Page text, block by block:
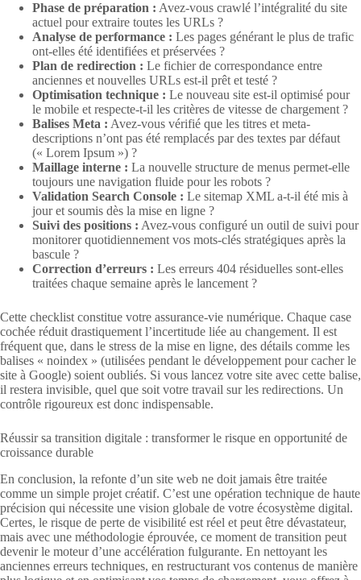
Phase de préparation : Avez-vous crawlé l’intégralité du site
actuel pour extraire toutes les URLs ?
Analyse de performance : Les pages générant le plus de trafic
ont-elles été identifiées et préservées ?
Plan de redirection : Le fichier de correspondance entre
anciennes et nouvelles URLs est-il prêt et testé ?
Optimisation technique : Le nouveau site est-il optimisé pour
le mobile et respecte-t-il les critères de vitesse de chargement ?
Balises Meta : Avez-vous vérifié que les titres et meta-
descriptions n’ont pas été remplacés par des textes par défaut
(« Lorem Ipsum ») ?
Maillage interne : La nouvelle structure de menus permet-elle
toujours une navigation fluide pour les robots ?
Validation Search Console : Le sitemap XML a-t-il été mis à
jour et soumis dès la mise en ligne ?
Suivi des positions : Avez-vous configuré un outil de suivi pour
monitorer quotidiennement vos mots-clés stratégiques après la
bascule ?
Correction d’erreurs : Les erreurs 404 résiduelles sont-elles
traitées chaque semaine après le lancement ?
Cette checklist constitue votre assurance-vie numérique. Chaque case
cochée réduit drastiquement l’incertitude liée au changement. Il est
fréquent que, dans le stress de la mise en ligne, des détails comme les
balises « noindex » (utilisées pendant le développement pour cacher le
site à Google) soient oubliés. Si vous lancez votre site avec cette balise,
il restera invisible, quel que soit votre travail sur les redirections. Un
contrôle rigoureux est donc indispensable.
Réussir sa transition digitale : transformer le risque en opportunité de
croissance durable
En conclusion, la refonte d’un site web ne doit jamais être traitée
comme un simple projet créatif. C’est une opération technique de haute
précision qui nécessite une vision globale de votre écosystème digital.
Certes, le risque de perte de visibilité est réel et peut être dévastateur,
mais avec une méthodologie éprouvée, ce moment de transition peut
devenir le moteur d’une accélération fulgurante. En nettoyant les
anciennes erreurs techniques, en restructurant vos contenus de manière